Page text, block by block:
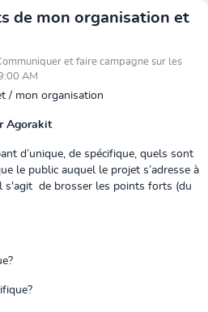
de mon organisation et
et faire campagne sur les
AM
/ mon organisation
Agorakit
d’unique, de spécifique, quels sont
le public auquel le projet s’adresse à
s'agit de brosser les points forts (du